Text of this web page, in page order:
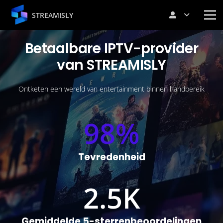
STREAMISLY
BetaalbareIPTV-provider
van STREAMISLY
Ontketen een wereld van entertainment binnen handbereik
98%
Tevredenheid
2.5K